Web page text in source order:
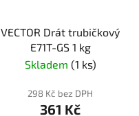
VECTOR Drát trubičkový
E71T-GS 1 kg
Skladem (1 ks)
298 Kč bez DPH
361 Kč